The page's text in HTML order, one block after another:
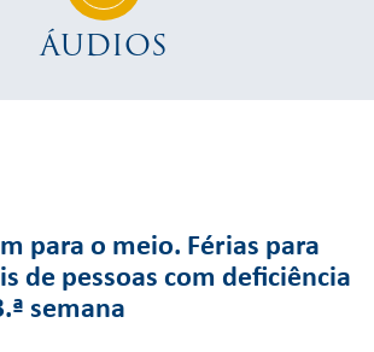
ÁUDIOS
para o meio. Férias para
de pessoas com deficiência
semana